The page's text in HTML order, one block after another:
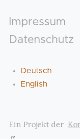
Footer
Impressum
Datenschutz
Deutsch
English
Ein Projekt der